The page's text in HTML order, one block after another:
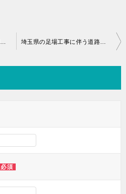
道路使用許可の行政書士の報酬の相場は？ 埼玉県の足場工事に伴う道路使用許可・道路占用許可申請代行サービス
必須